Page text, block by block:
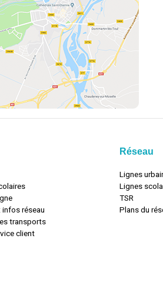
infos réseau
transports
client
Réseau
Lignes
Lignes
TSR
Plans du